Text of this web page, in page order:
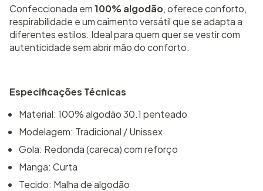
Confeccionada em100% algodão, oferece conforto,
respirabilidade e um caimento versátil que se adapta a
diferentes estilos. Ideal para quem quer se vestir com
autenticidade sem abrir mão do conforto.
Especificações Técnicas
Material: 100% algodão 30.1 penteado
Modelagem: Tradicional / Unissex
Gola: Redonda (careca) com reforço
Manga: Curta
Tecido: Malha de algodão